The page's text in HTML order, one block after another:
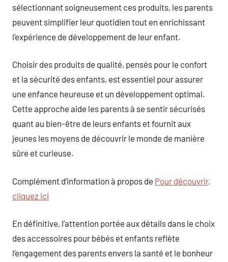
sélectionnant soigneusement ces produits, les parents
peuvent simplifier leur quotidien tout en enrichissant
l’expérience de développement de leur enfant.
Choisir des produits de qualité, pensés pour le confort
et la sécurité des enfants, est essentiel pour assurer
une enfance heureuse et un développement optimal.
Cette approche aide les parents à se sentir sécurisés
quant au bien-être de leurs enfants et fournit aux
jeunes les moyens de découvrir le monde de manière
sûre et curieuse.
Complément d’information à propos de Pour découvrir,
cliquez ici
En définitive, l’attention portée aux détails dans le choix
des accessoires pour bébés et enfants reflète
l’engagement des parents envers la santé et le bonheur